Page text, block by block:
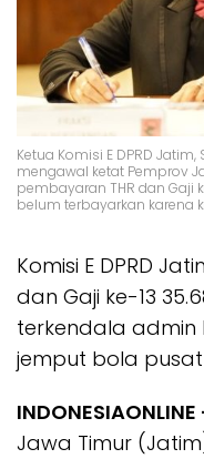
Ketua Komisi E DPRD
mengawal ketat Pemprov
pembayaran THR dan Gaji
belum terbayarkan karena
Komisi E DPRD
dan Gaji ke-13
terkendala admin
jemput bola
INDONESIAONLINE
Jawa Timur